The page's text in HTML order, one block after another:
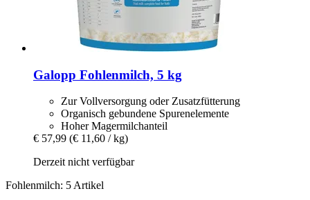
Galopp Fohlenmilch, 5 kg
Zur Vollversorgung oder Zusatzfütterung
Organisch gebundene Spurenelemente
Hoher Magermilchanteil
€ 57,99 (€ 11,60 / kg)
Derzeit nicht verfügbar
Fohlenmilch: 5 Artikel